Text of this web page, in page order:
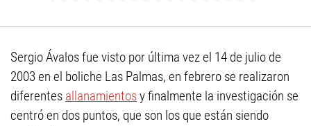
Sergio Ávalos fue visto por última vez el 14 de julio de
2003 en el boliche Las Palmas, en febrero se realizaron
diferentes allanamientosy finalmente la investigación se
centró en dos puntos, que son los que están siendo